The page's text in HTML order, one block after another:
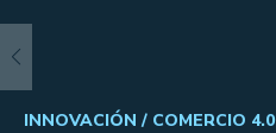
INNOVACIÓN / COMERCIO 4.0